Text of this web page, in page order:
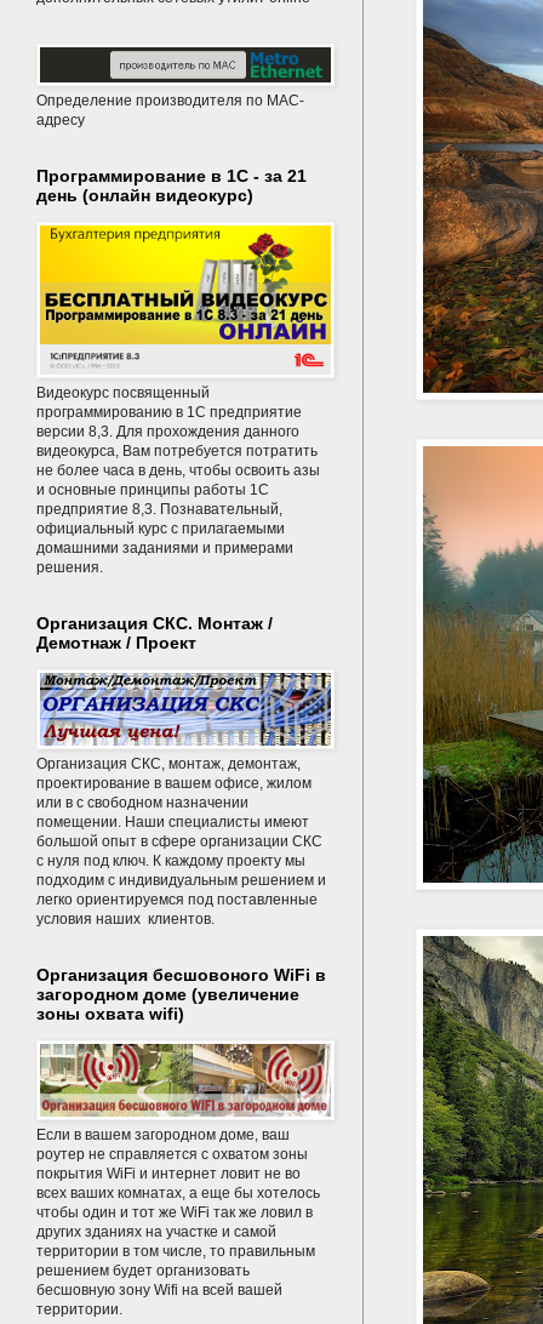
Определение производителя по MAC-
адресу
Программирование в 1С - за 21
день (онлайн видеокурс)
Видеокурс посвященный
программированию в 1С предприятие
версии 8,3. Для прохождения данного
видеокурса, Вам потребуется потратить
не более часа в день, чтобы освоить азы
и основные принципы работы 1С
предприятие 8,3. Познавательный,
официальный курс с прилагаемыми
домашними заданиями и примерами
решения.
Организация СКС. Монтаж /
Демотнаж / Проект
Организация СКС, монтаж, демонтаж,
проектирование в вашем офисе, жилом
или в с свободном назначении
помещении. Наши специалисты имеют
большой опыт в сфере организации СКС
с нуля под ключ. К каждому проекту мы
подходим с индивидуальным решением и
легко ориентируемся под поставленные
условия наших клиентов.
Организация бесшовоного WiFi в
загородном доме (увеличение
зоны охвата wifi)
Если в вашем загородном доме, ваш
роутер не справляется с охватом зоны
покрытия WiFi и интернет ловит не во
всех ваших комнатах, а еще бы хотелось
чтобы один и тот же WiFi так же ловил в
других зданиях на участке и самой
территории в том числе, то правильным
решением будет организовать
бесшовную зону Wifi на всей вашей
территории.